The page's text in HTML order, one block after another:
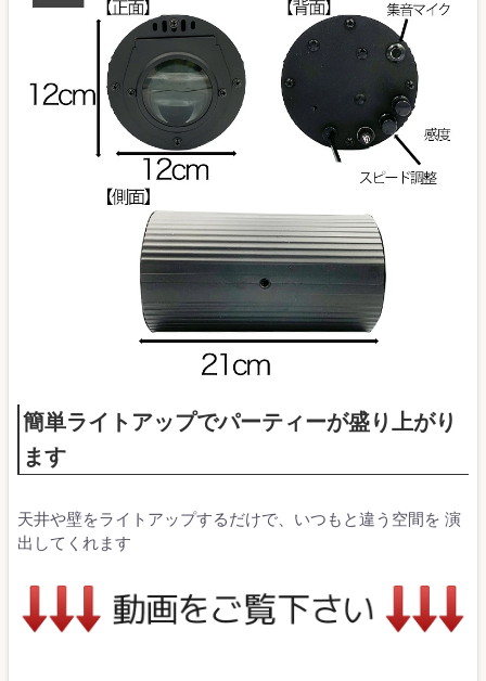
簡単ライトアップでパーティーが盛り上がり
ます
天井や壁をライトアップするだけで、いつもと違う空間を 演
出してくれます